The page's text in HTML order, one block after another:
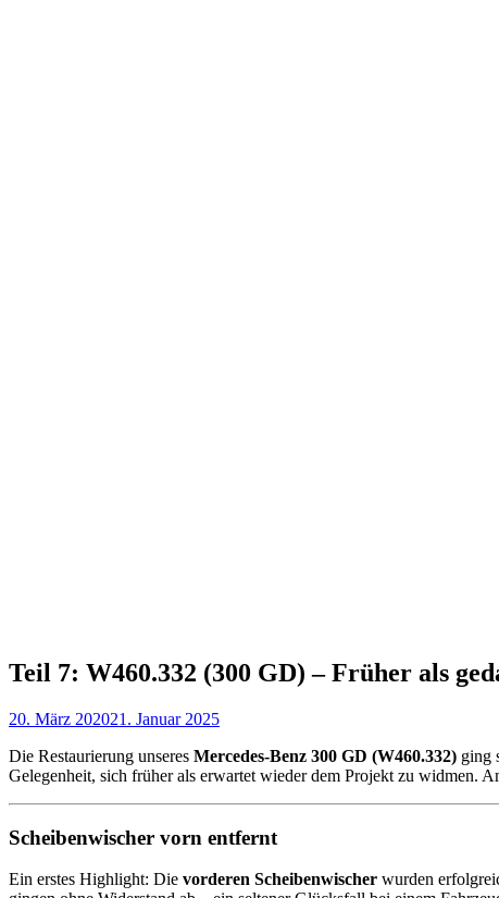
Teil 7: W460.332 (300 GD) – Früher als
20. März 202021. Januar 2025
Die Restaurierung unseres Mercedes-Benz 300 GD (W460.332) ging
Gelegenheit, sich früher als erwartet wieder dem Projekt zu widmen.
Scheibenwischer vorn entfernt
Ein erstes Highlight: Die vorderen Scheibenwischer wurden